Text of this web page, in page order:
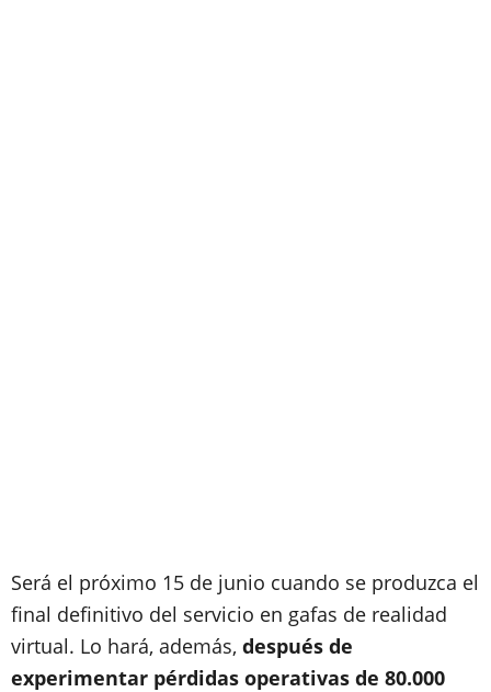
Será el próximo 15 de junio cuando se produzca el
final definitivo del servicio en gafas de realidad
virtual. Lo hará, además, después de
experimentar pérdidas operativas de 80.000